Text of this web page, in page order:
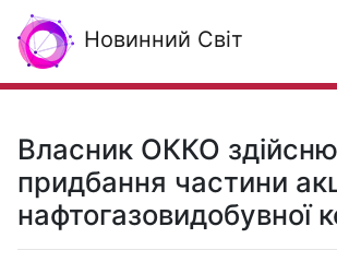
Новинний Світ
Власник ОККО
придбання частини
нафтогазовидобувної